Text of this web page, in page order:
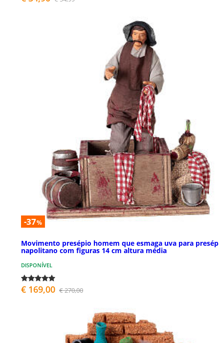
-37%
Movimento presépio homem que esmaga uva para
napolitano com figuras 14 cm altura média
DISPONÍVEL
€ 169,00 € 270,00